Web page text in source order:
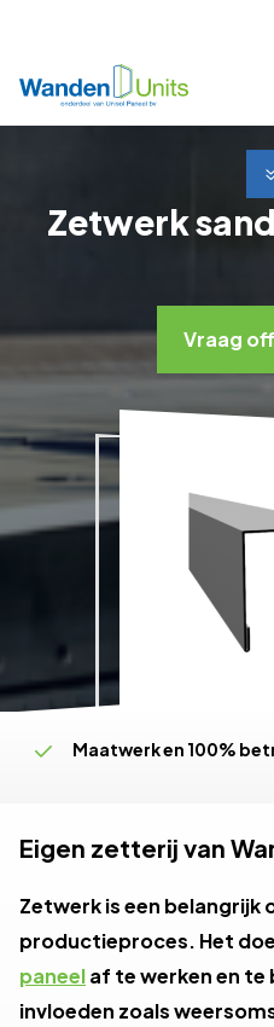
Zetwerk
Vraag
Productie,
Maatwerk en 100%
Oplossingsgericht
Eigen zetterij van
Zetwerk is een belangrijk
productieproces. Het
paneelaf te werken en
invloeden zoals